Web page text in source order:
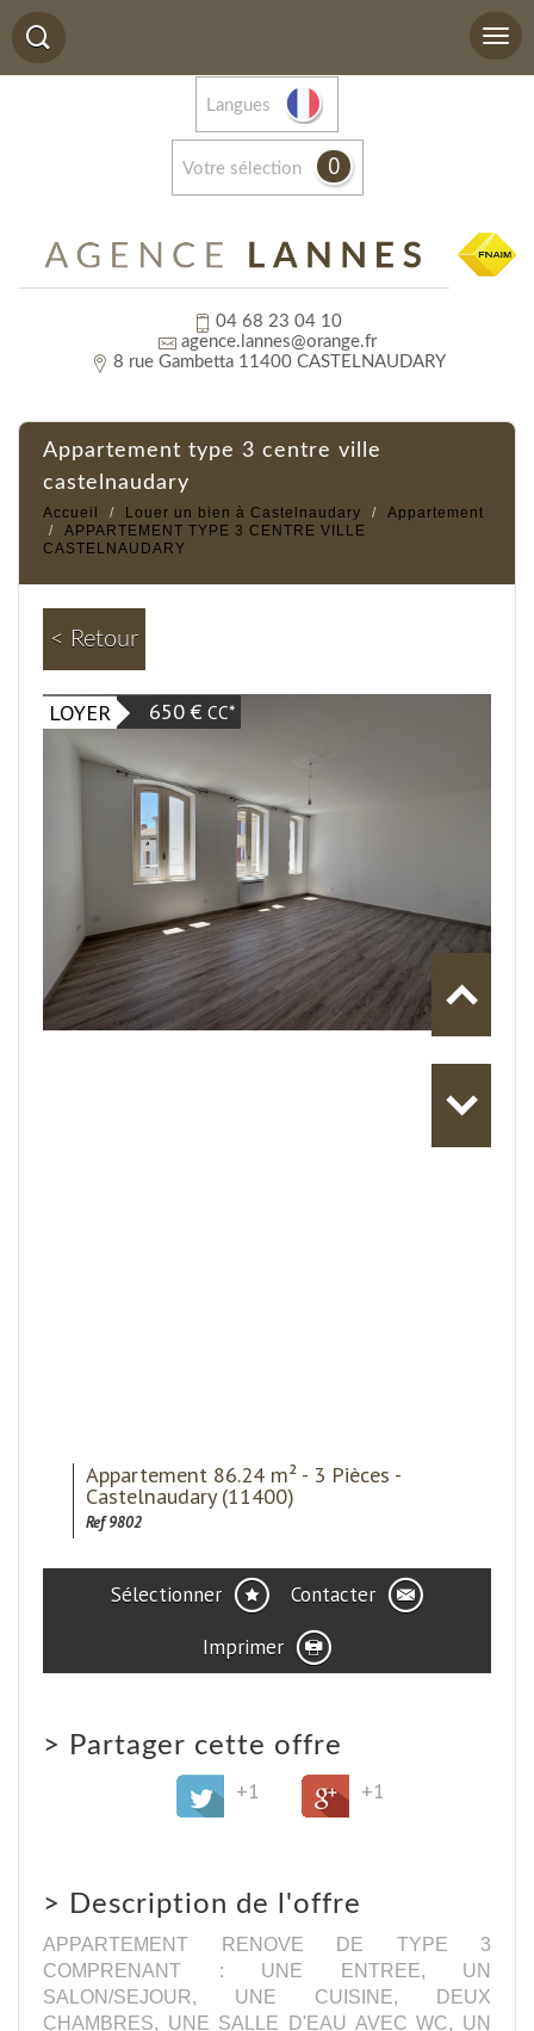
Langues
votre sélection 0
04 68 23 04 10
agence.lannes@orange.fr
8 rue Gambetta 11400 CASTELNAUDARY
appartement type 3 centre ville
castelnaudary
Accueil Louer un bien à Castelnaudary
Appartement
APPARTEMENT TYPE 3 CENTRE VILLE
CASTELNAUDARY
< Retour
LOYER 650 € CC*
Appartement 86.24 m² - 3 Pièces -
Castelnaudary (11400)
Ref 9802
Sélectionner
Contacter
Imprimer
> Partager cette offre
+1
+1
> Description de l'offre
APPARTEMENT RENOVE DE TYPE 3
COMPRENANT : UNE ENTREE, UN
SALON/SEJOUR, UNE CUISINE, DEUX
CHAMBRES, UNE SALLE D'EAU AVEC WC, UN